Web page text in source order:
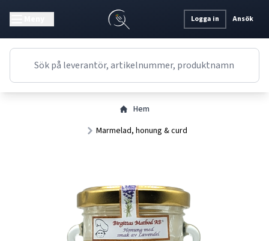
Logga in Ansök
Hem
Marmelad, honung & curd